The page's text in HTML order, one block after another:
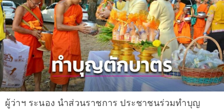
ผู้ว่าฯ ระนอง นำส่วนราชการ ประชาชนร่วมทำบุญ